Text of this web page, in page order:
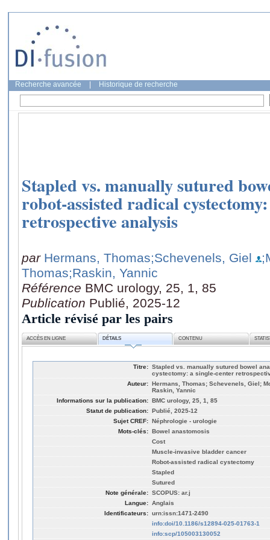
Recherche avancée Historique de recherche
Stapled vs. manually sutured
robot-assisted radical
retrospective analysis
par Hermans, Thomas;Schevenels, Giel
Thomas;Raskin, Yannic
Référence BMC urology, 25, 1, 85
Publication Publié, 2025-12
Article révisé par les pairs
ACCÈS EN LIGNE DÉTAILS CONTENU
Titre: Stapled vs. manually sutured bowel
cystectomy: a single-center
Auteur: Hermans, Thomas; Schevenels, Giel;
Raskin, Yannic
Informations sur la publication: BMC urology, 25, 1, 85
Statut de publication: Publié, 2025-12
Sujet CREF: Néphrologie - urologie
Mots-clés: Bowel anastomosis
Cost
Muscle-invasive bladder cancer
Robot-assisted radical cystectomy
Stapled
Sutured
Note générale: SCOPUS: ar.j
Langue: Anglais
Identificateurs: urn:issn:1471-2490
info:doi/10.1186/s12894-025-01763-1
info:scp/105003130052